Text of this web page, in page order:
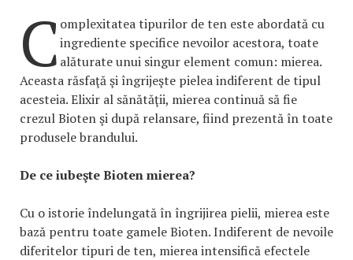
C omplexitatea tipurilor de ten este abordată cu
ingrediente specifice nevoilor acestora, toate
alăturate unui singur element comun: mierea.
Aceasta răsfaţă şi îngrijeşte pielea indiferent de tipul
acesteia. Elixir al sănătăţii, mierea continuă să fie
crezul Bioten şi după relansare, fiind prezentă în toate
produsele brandului.
De ce iubeşte Bioten mierea?
Cu o istorie îndelungată în îngrijirea pielii, mierea este
bază pentru toate gamele Bioten. Indiferent de nevoile
diferitelor tipuri de ten, mierea intensifică efectele